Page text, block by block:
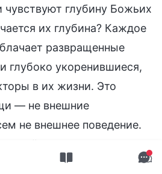
чувствуют глубину Божьих
их глубина? Каждое
развращенные
глубоко укоренившиеся,
в их жизни. Это
— не внешние
не внешнее поведение.
с точки зрения их
может показаться, что